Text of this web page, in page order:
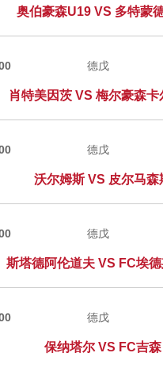
奥伯豪森U19 VS 多特蒙
德戊
肖特美因茨 VS 梅尔豪森卡
德戊
沃尔姆斯 VS 皮尔马森
德戊
斯塔德阿伦道夫 VS FC埃
德戊
保纳塔尔 VS FC吉森